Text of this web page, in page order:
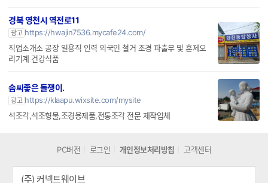
경북 영천시 역전로11
광고 https://hwajin7536.mycafe24.com/
직업소개소 공장 일용직 인력 외국인 철거 조경 파출부 및 훈제오
리기계 건강식품
솜씨좋은 돌쟁이.
광고 https://klaapu.wixsite.com/mysite
석조각,석조형물,조경용제품,전통조각 전문 제작업체
PC버전 로그인 개인정보처리방침 고객센터
(주) 커넥트웨이브